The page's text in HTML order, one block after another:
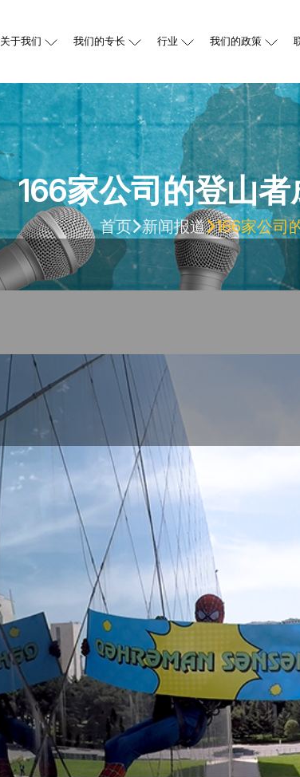
关于我们 我们的专长 行业 我们的政策
166家公司的登山
首页 新闻报道 166家公司